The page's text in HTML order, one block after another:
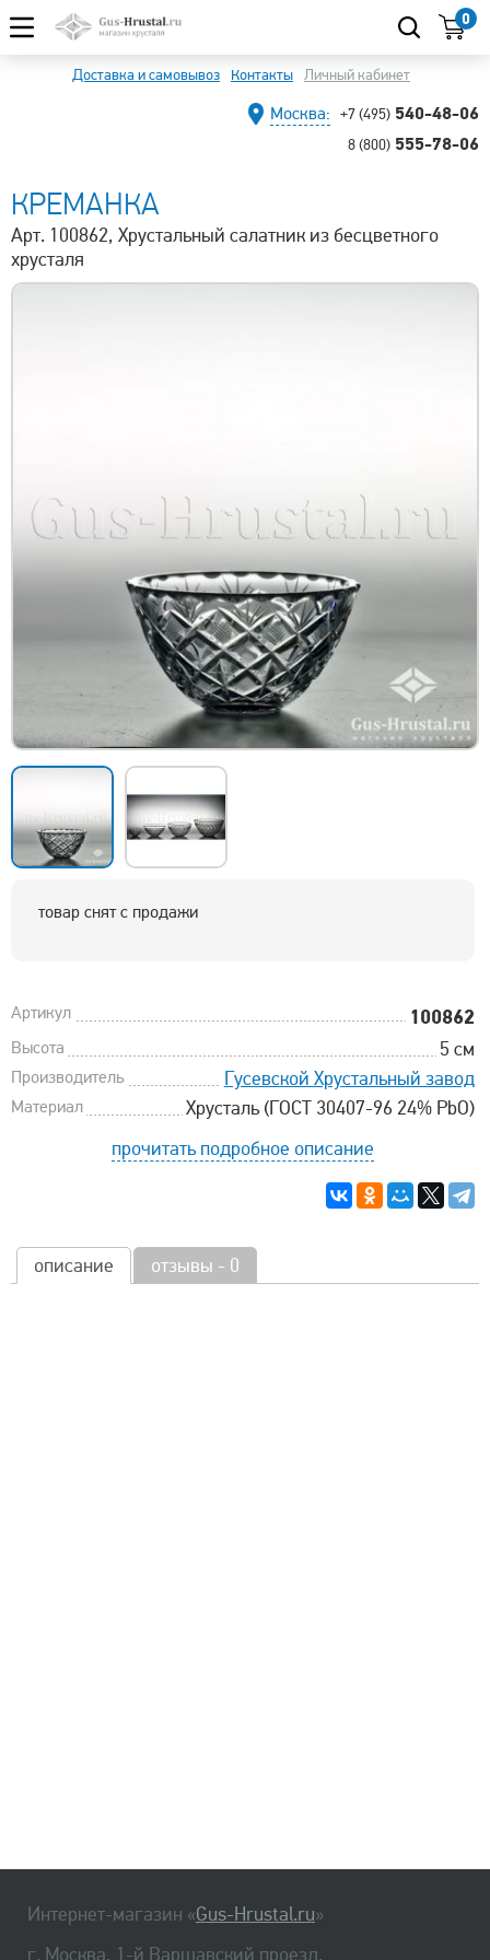
0
Доставка и самовывоз Контакты Личный кабинет
Москва: +7 (495) 540-48-06
8 (800) 555-78-06
КРЕМАНКА
Арт. 100862, Хрустальный салатник из бесцветного
хрусталя
товар снят с продажи
Артикул 100862
Высота 5 см
Производитель Гусевской Хрустальный завод
Материал
Хрусталь (ГОСТ 30407-96 24% PbO)
прочитать подробное описание
описание отзывы - 0
Интернет-магазин «Gus-Hrustal.ru»
г. Москва, 1-й Варшавский проезд,